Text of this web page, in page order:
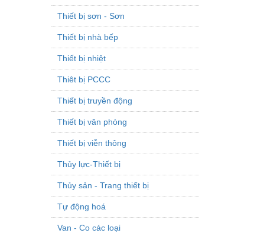
Thiết bị sơn - Sơn
Thiết bị nhà bếp
Thiết bị nhiệt
Thiêt bị PCCC
Thiết bị truyền động
Thiết bị văn phòng
Thiết bị viễn thông
Thủy lực-Thiết bị
Thủy sản - Trang thiết bị
Tự động hoá
Van - Co các loại